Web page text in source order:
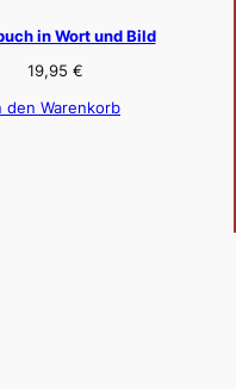
in Wort und Bild
19,95 €
den Warenkorb